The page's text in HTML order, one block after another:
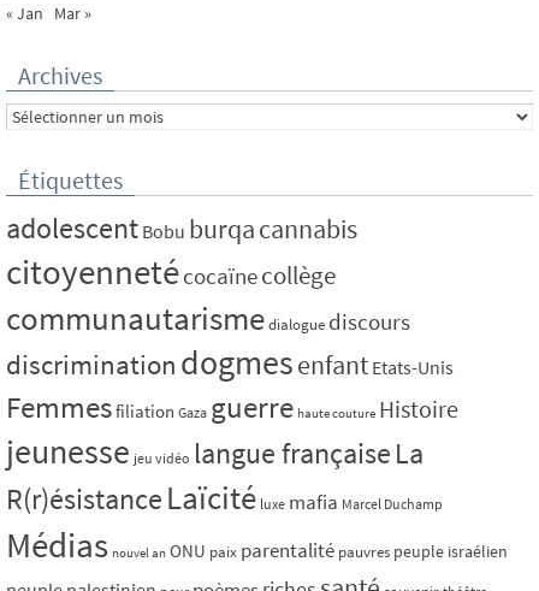
« Jan
Mar »
Archives
Archives
Étiquettes
adolescent Bobu burqacannabis
citoyennetécocaïnecollège
communautarismedialogue discours
discrimination dogmesenfant Etats-Unis
Femmesfiliation Gaza guerre haute couture Histoire
jeunesse jeu vidéo langue française La
R(r)ésistanceLaïcité luxe mafia Marcel Duchamp
Médias nouvel an ONU paix parentalité pauvres peuple israélien